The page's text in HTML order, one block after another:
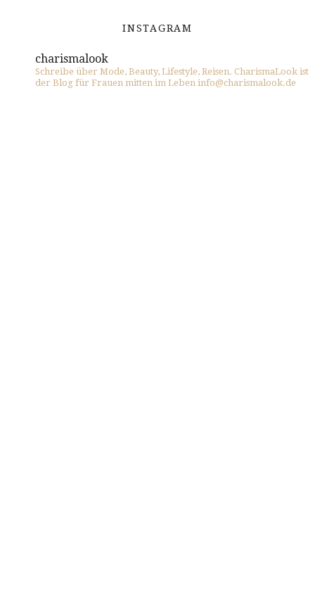
INSTAGRAM
charismalook
Schreibe über Mode, Beauty, Lifestyle, Reisen. CharismaLook ist
der Blog für Frauen mitten im Leben info@charismalook.de